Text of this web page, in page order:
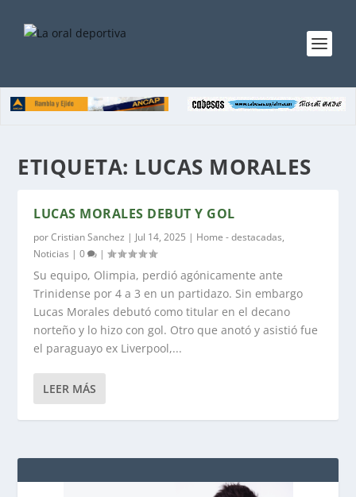
ETIQUETA: LUCAS MORALES
LUCAS MORALES DEBUT Y GOL
porCristian Sanchez | Jul 14, 2025 | Home - destacadas,
Noticias |0 |
Su equipo, Olimpia, perdió agónicamente ante
Trinidense por 4 a 3 en un partidazo. Sin embargo
Lucas Morales debutó como titular en el decano
norteño y lo hizo con gol. Otro que anotó y asistió fue
el paraguayo ex Liverpool,...
LEER MÁS